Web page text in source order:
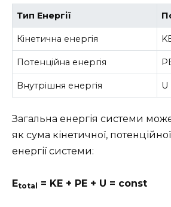
Тип Енергії
Кінетична енергія
Потенційна енергія
Внутрішня енергія U
Загальна енергія системи
як сума кінетичної,
енергії системи:
Etotal = KE + PE + U = const